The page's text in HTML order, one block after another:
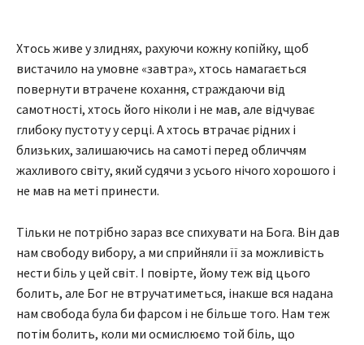
Хтось живе у злиднях, рахуючи кожну копійку, щоб
вистачило на умовне «завтра», хтось намагається
повернути втрачене кохання, страждаючи від
самотності, хтось його ніколи і не мав, але відчуває
глибоку пустоту у серці. А хтось втрачає рідних і
близьких, залишаючись на самоті перед обличчям
жахливого світу, який судячи з усього нічого хорошого і
не мав на меті принести.
Тільки не потрібно зараз все спихувати на Бога. Він дав
нам свободу вибору, а ми сприйняли її за можливість
нести біль у цей світ. І повірте, йому теж від цього
болить, але Бог не втручатиметься, інакше вся надана
нам свобода була би фарсом і не більше того. Нам теж
потім болить, коли ми осмислюємо той біль, що